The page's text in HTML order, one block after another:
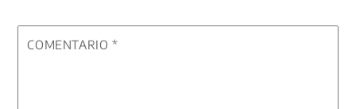
COMENTARIO*